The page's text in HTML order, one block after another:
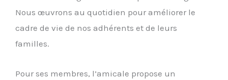
Nous œuvrons au quotidien pour améliorer le
cadre de vie de nos adhérents et de leurs
familles.
Pour ses membres, l’amicale propose un